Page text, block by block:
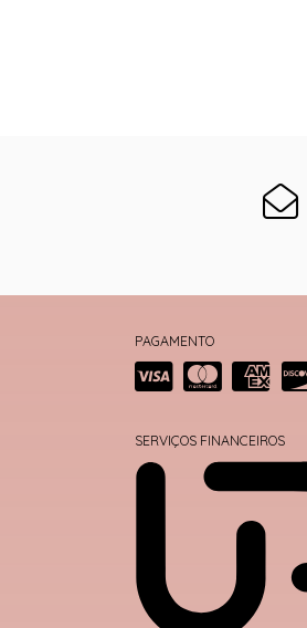
PAGAMENTO
SERVIÇOS FINANCEIROS